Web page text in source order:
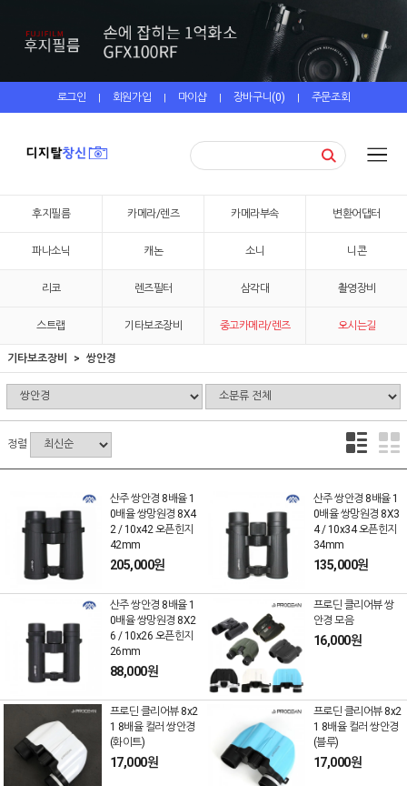
로그인 | 회원가입 | 마이샵 | 장바구니(0) | 주문조회
후지필름 카메라/렌즈 카메라부속 변환어댑터
파나소닉 캐논 소니 니콘
리코 렌즈필터 삼각대 촬영장비
스트랩 기타보조장비 중고카메라/렌즈 오시는길
기타보조장비 쌍안경
정렬
산주 쌍안경 8배율 1
0배율 쌍망원경 8X4
2 / 10x42 오픈힌지
42mm
205,000원
산주 쌍안경 8배율 1
0배율 쌍망원경 8X3
4 / 10x34 오픈힌지
34mm
135,000원
산주 쌍안경 8배율 1
0배율 쌍망원경 8X2
6 / 10x26 오픈힌지
26mm
88,000원
프로딘 클리어뷰 쌍
안경 모음
16,000원
프로딘 클리어뷰 8x2
1 8배율 컬러 쌍안경
(화이트)
17,000원
프로딘 클리어뷰 8x2
1 8배율 컬러 쌍안경
(블루)
17,000원